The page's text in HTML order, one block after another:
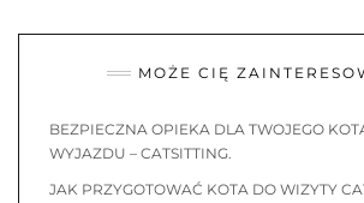
MOŻE CIĘ
BEZPIECZNA OPIEKA DLA TWOJEGO
WYJAZDU – CATSITTING.
JAK PRZYGOTOWAĆ KOTA DO WIZYTY